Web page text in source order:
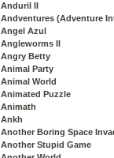
Anduril II
Andventures (Adventure
Angel Azul
Angleworms II
Angry Betty
Animal Party
Animal World
Animated Puzzle
Animath
Ankh
Another Boring Space
Another Stupid Game